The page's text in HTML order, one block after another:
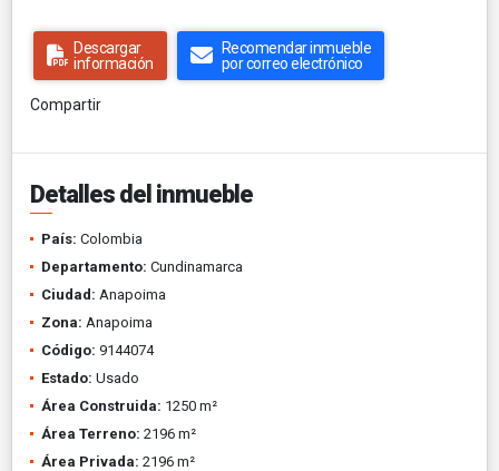
Descargar
información
Recomendar inmueble
por correo electrónico
Compartir
Detalles del inmueble
País: Colombia
Departamento: Cundinamarca
Ciudad: Anapoima
Zona: Anapoima
Código: 9144074
Estado: Usado
Área Construida: 1250 m²
Área Terreno: 2196 m²
Área Privada: 2196 m²